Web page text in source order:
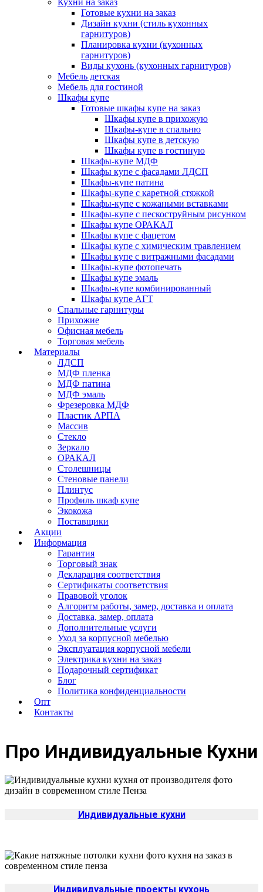
Кухни на заказ
Готовые кухни на заказ
Дизайн кухни (стиль кухонных
гарнитуров)
Планировка кухни (кухонных
гарнитуров)
Виды кухонь (кухонных гарнитуров)
Мебель детская
Мебель для гостиной
Шкафы купе
Готовые шкафы купе на заказ
Шкафы купе в прихожую
Шкафы-купе в спальню
Шкафы купе в детскую
Шкафы купе в гостиную
Шкафы-купе МДФ
Шкафы купе с фасадами ЛДСП
Шкафы-купе патина
Шкафы-купе с каретной стяжкой
Шкафы-купе с кожаными вставками
Шкафы-купе с пескоструйным рисунком
Шкафы купе ОРАКАЛ
Шкафы купе с фацетом
Шкафы купе с химическим травлением
Шкафы купе с витражными фасадами
Шкафы-купе фотопечать
Шкафы купе эмаль
Шкафы-купе комбинированный
Шкафы купе АГТ
Спальные гарнитуры
Прихожие
Офисная мебель
Торговая мебель
Материалы
ЛДСП
МДФ пленка
МДФ патина
МДФ эмаль
Фрезеровка МДФ
Пластик АРПА
Массив
Стекло
Зеркало
ОРАКАЛ
Столешницы
Стеновые панели
Плинтус
Профиль шкаф купе
Экокожа
Поставщики
Акции
Информация
Гарантия
Торговый знак
Декларация соответствия
Сертификаты соответствия
Правовой уголок
Алгоритм работы, замер, доставка и оплата
Доставка, замер, оплата
Дополнительные услуги
Уход за корпусной мебелью
Эксплуатация корпусной мебели
Электрика кухни на заказ
Подарочный сертификат
Блог
Политика конфиденциальности
Опт
Контакты
Про Индивидуальные Кухни
Индивидуальные кухни
Индивидуальные проекты кухонь